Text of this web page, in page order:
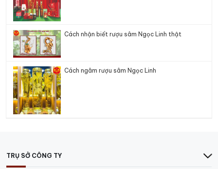
Cách nhận biết rượu sâm Ngọc Linh thật
Cách ngâm rượu sâm Ngọc Linh
TRỤ SỞ CÔNG TY